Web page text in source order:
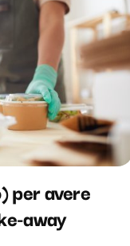
per avere
away